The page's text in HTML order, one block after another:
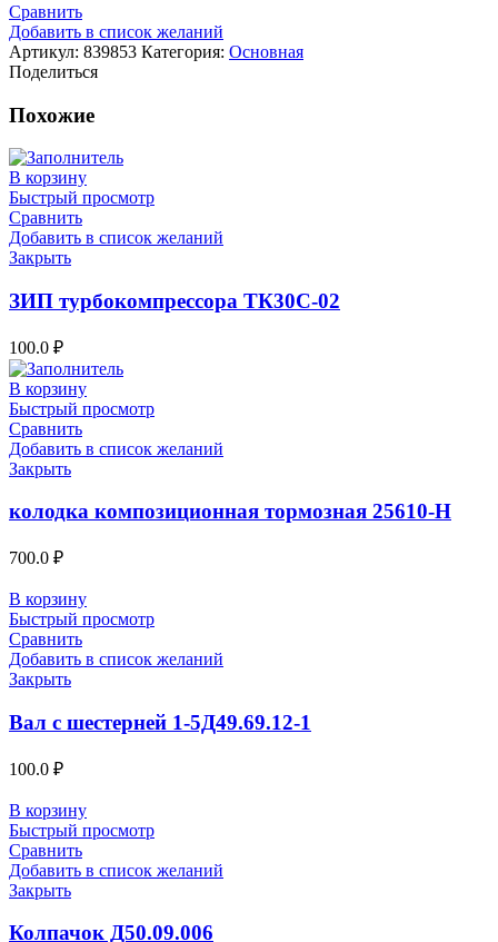
Сравнить
Добавить в список желаний
Артикул: 839853 Категория: Основная
Поделиться
Похожие
В корзину
Быстрый просмотр
Сравнить
Добавить в список желаний
Закрыть
ЗИП турбокомпрессора ТК30С-02
100.0 ₽
В корзину
Быстрый просмотр
Сравнить
Добавить в список желаний
Закрыть
колодка композиционная тормозная 25610-Н
700.0 ₽
В корзину
Быстрый просмотр
Сравнить
Добавить в список желаний
Закрыть
Вал с шестерней 1-5Д49.69.12-1
100.0 ₽
В корзину
Быстрый просмотр
Сравнить
Добавить в список желаний
Закрыть
Колпачок Д50.09.006